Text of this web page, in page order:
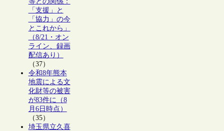
「支援」と
「協力」の今
とこれから」
（8/21・オン
ライン、録画
配信あり）
（37）
令和8年熊本
地震による文
化財等の被害
が83件に（8
月6日時点）
（35）
埼玉県立久喜